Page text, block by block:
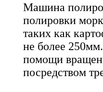
Машина
полировки
таких как
не более
помощи
посредством